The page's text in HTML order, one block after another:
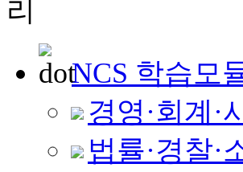
NCS 학습모
경영·회계·
법률·경찰·